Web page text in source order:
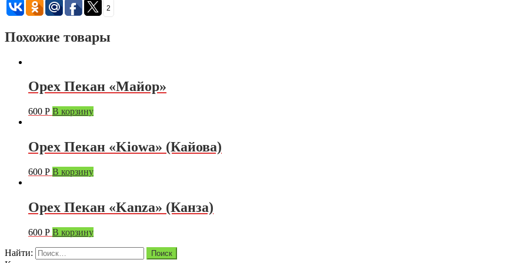
2
Похожие товары
Орех Пекан «Майор»
600 Р В корзину
Орех Пекан «Kiowa» (Кайова)
600 Р В корзину
Орех Пекан «Kanza» (Канза)
600 Р В корзину
Найти: